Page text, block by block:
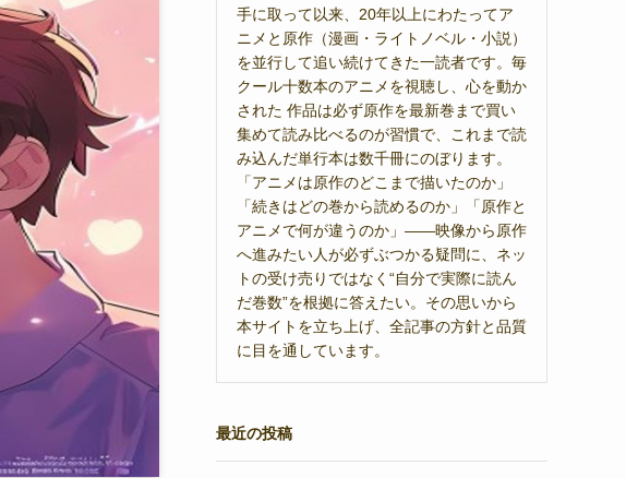
手に取って以来、20年以上にわたってア
ニメと原作（漫画・ライトノベル・小説）
を並行して追い続けてきた一読者です。毎
クール十数本のアニメを視聴し、心を動か
された 作品は必ず原作を最新巻まで買い
集めて読み比べるのが習慣で、これまで読
み込んだ単行本は数千冊にのぼります。
「アニメは原作のどこまで描いたのか」
「続きはどの巻から読めるのか」「原作と
アニメで何が違うのか」——映像から原作
へ進みたい人が必ずぶつかる疑問に、ネッ
トの受け売りではなく“自分で実際に読ん
だ巻数”を根拠に答えたい。その思いから
本サイトを立ち上げ、全記事の方針と品質
に目を通しています。
最近の投稿